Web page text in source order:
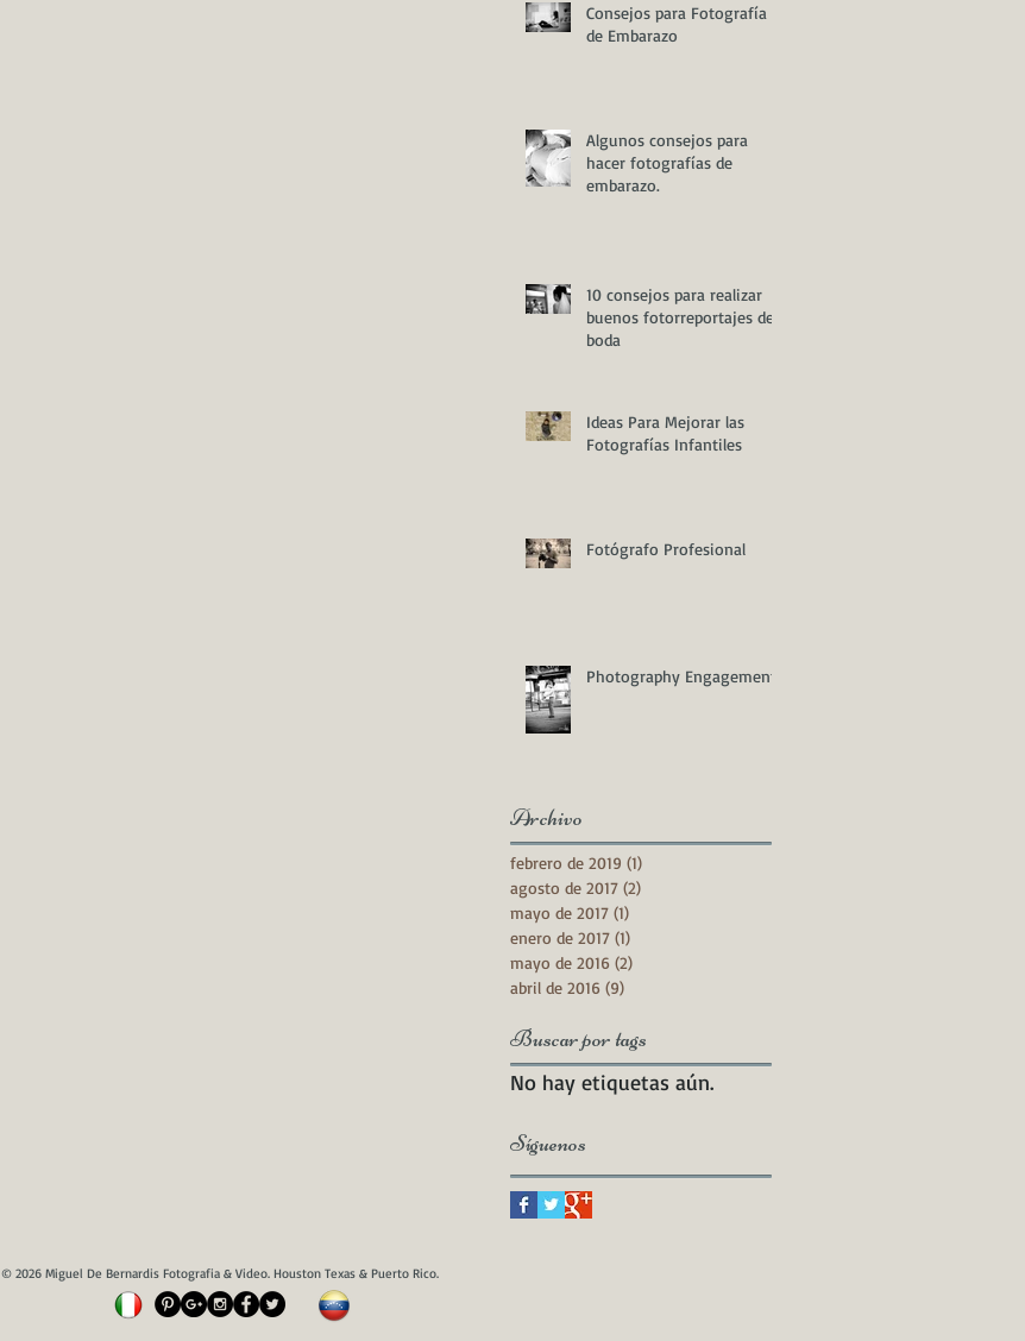
Consejos para Fotografía
de Embarazo
Algunos consejos para
hacer fotografías de
embarazo.
10 consejos para realizar
buenos fotorreportajes de
boda
Ideas Para Mejorar las
Fotografías Infantiles
Fotógrafo Profesional
Photography Engagement
Archivo
febrero de 2019 (1)
agosto de 2017 (2)
mayo de 2017 (1)
enero de 2017 (1)
mayo de 2016 (2)
abril de 2016 (9)
Buscar por tags
No hay etiquetas aún.
Síguenos
© 2026 Miguel De Bernardis Fotografia & Video. Houston Texas & Puerto Rico.